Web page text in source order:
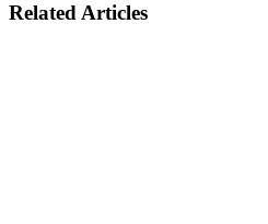
Related Articles